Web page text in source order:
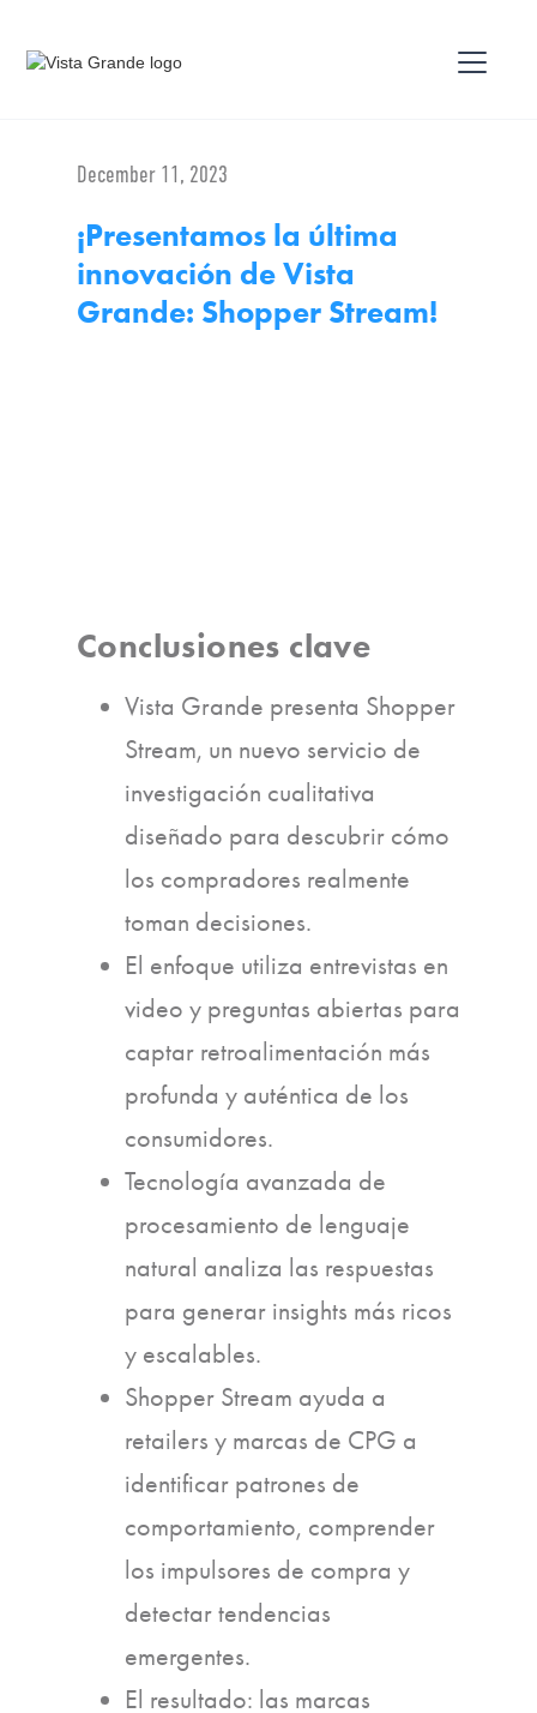
December 11, 2023
¡Presentamos la última
innovación de Vista
Grande: Shopper Stream!
Conclusiones clave
Vista Grande presenta Shopper
Stream, un nuevo servicio de
investigación cualitativa
diseñado para descubrir cómo
los compradores realmente
toman decisiones.
El enfoque utiliza entrevistas en
video y preguntas abiertas para
captar retroalimentación más
profunda y auténtica de los
consumidores.
Tecnología avanzada de
procesamiento de lenguaje
natural analiza las respuestas
para generar insights más ricos
y escalables.
Shopper Stream ayuda a
retailers y marcas de CPG a
identificar patrones de
comportamiento, comprender
los impulsores de compra y
detectar tendencias
emergentes.
El resultado: las marcas